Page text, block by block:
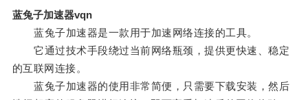
蓝兔子加速器vqn
蓝兔子加速器是一款用于加速网络连接的工具。
它通过技术手段绕过当前网络瓶颈，提供更快速、稳定
的互联网连接。
蓝兔子加速器的使用非常简便，只需要下载安装，然后